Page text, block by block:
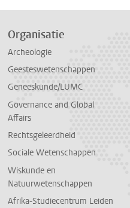
Organisatie
Archeologie
Geesteswetenschappen
Geneeskunde/LUMC
Governance and Global
Affairs
Rechtsgeleerdheid
Sociale Wetenschappen
Wiskunde en
Natuurwetenschappen
Afrika-Studiecentrum Leiden